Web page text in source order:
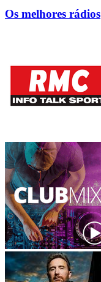
Os melhores rádios